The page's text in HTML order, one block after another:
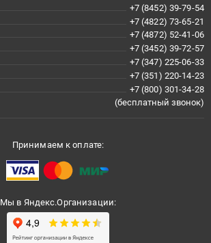
+7 (8452) 39-79-54
+7 (4822) 73-65-21
+7 (4872) 52-41-06
+7 (3452) 39-72-57
+7 (347) 225-06-33
+7 (351) 220-14-23
+7 (800) 301-34-28
(бесплатный звонок)
Принимаем к оплате:
Мы в Яндекс.Организации: